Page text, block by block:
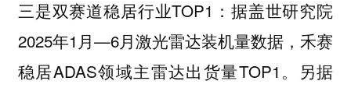
三是双赛道稳居行业TOP1：据盖世研究院
2025年1月—6月激光雷达装机量数据，禾赛
稳居ADAS领域主雷达出货量TOP1。另据